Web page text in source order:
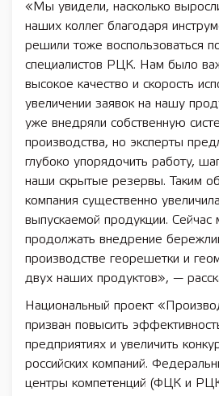
«Мы увидели, насколько
наших коллег благодаря
решили тоже воспользоваться
специалистов РЦК. Нам было
высокое качество и скорость
увеличении заявок на нашу
уже внедряли собственную
производства, но эксперты
глубоко упорядочить работу,
наши скрытые резервы. Таким
компания существенно
выпускаемой продукции. Сейчас
продолжать внедрение
производстве георешетки и
двух наших продуктов», —
Национальный проект
призван повысить
предприятиях и увеличить
российских компаний.
центры компетенций (ФЦК и